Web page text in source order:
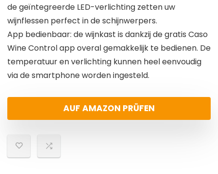
de geïntegreerde LED-verlichting zetten uw
wijnflessen perfect in de schijnwerpers.
App bedienbaar: de wijnkast is dankzij de gratis Caso
Wine Control app overal gemakkelijk te bedienen. De
temperatuur en verlichting kunnen heel eenvoudig
via de smartphone worden ingesteld.
AUF AMAZON PRÜFEN